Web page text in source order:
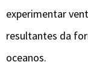
experimentar
resultantes da
oceanos.